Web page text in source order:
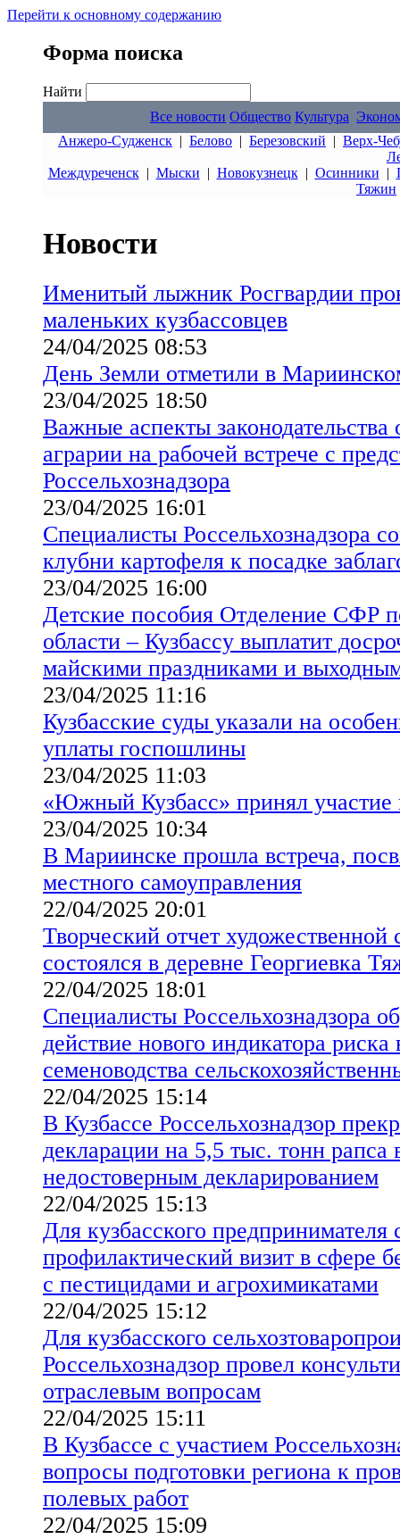
Перейти к основному содержанию
Форма поиска
Найти
Все новости Общество Культура
Анжеро-Судженск | Белово | Березовский | Верх-
Междуреченск| Мыски | Новокузнецк| Осинники |
Тяжин
Новости
Именитый лыжник Росгвардии
маленьких кузбассовцев
24/04/2025 08:53
День Земли отметили в
23/04/2025 18:50
Важные аспекты законодательства
аграрии на рабочей встрече с
Россельхознадзора
23/04/2025 16:01
Специалисты Россельхознадзора
клубни картофеля к посадке
23/04/2025 16:00
Детские пособия Отделение СФР
области – Кузбассу выплатит
майскими праздниками и
23/04/2025 11:16
Кузбасские суды указали на
уплаты госпошлины
23/04/2025 11:03
«Южный Кузбасс» принял участие
23/04/2025 10:34
В Мариинске прошла встреча,
местного самоуправления
22/04/2025 20:01
Творческий отчет художественной
состоялся в деревне Георгиевка
22/04/2025 18:01
Специалисты Россельхознадзора
действие нового индикатора риска
семеноводства
22/04/2025 15:14
В Кузбассе Россельхознадзор
декларации на 5,5 тыс. тонн рапса
недостоверным декларированием
22/04/2025 15:13
Для кузбасского предпринимателя
профилактический визит в сфере
с пестицидами и агрохимикатами
22/04/2025 15:12
Для кузбасского
Россельхознадзор провел
отраслевым вопросам
22/04/2025 15:11
В Кузбассе с участием
вопросы подготовки региона к
полевых работ
22/04/2025 15:09